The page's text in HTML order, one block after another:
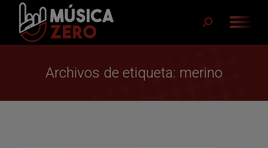
Buscar:
Archivos de etiqueta: merino